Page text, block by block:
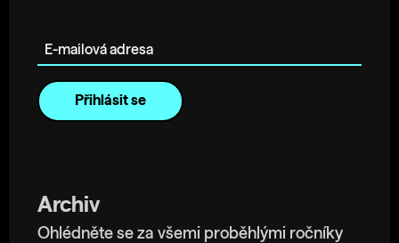
Archiv
Ohlédněte se za všemi proběhlými ročníky